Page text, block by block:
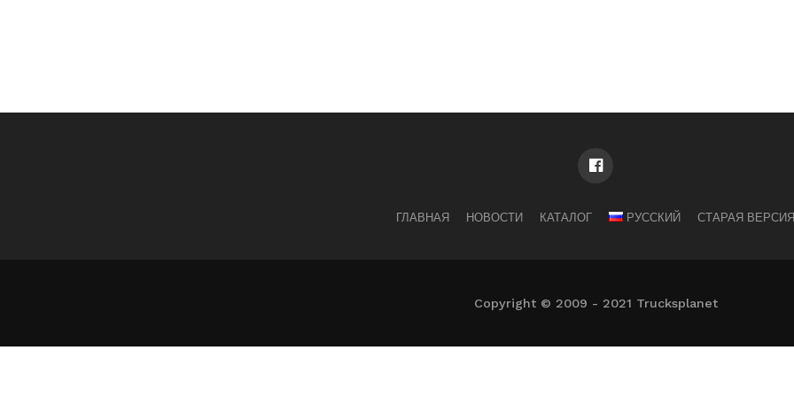
ГЛАВНАЯ НОВОСТИ КАТАЛОГ РУССКИЙ СТАРАЯ ВЕРСИЯ
Copyright © 2009 - 2021 Trucksplanet